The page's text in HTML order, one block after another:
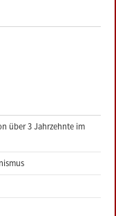
über 3 Jahrzehnte im